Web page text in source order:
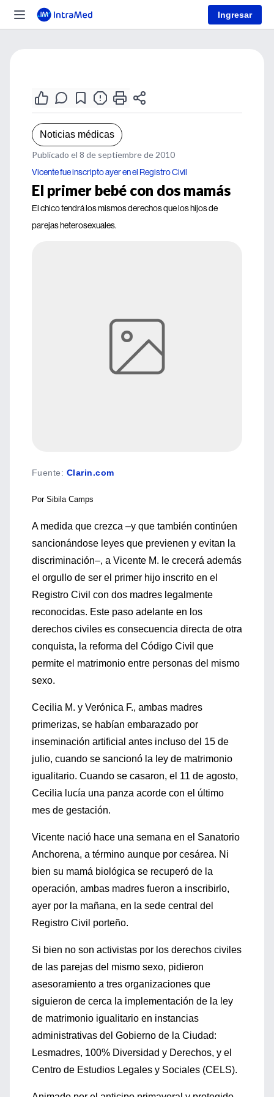
Ingresar
Noticias médicas
Publicado el 8 de septiembre de 2010
Vicente fue inscripto ayer en el Registro Civil
El primer bebé con dos mamás
El chico tendrá los mismos derechos que los hijos de
parejas heterosexuales.
Fuente: Clarin.com
Por Sibila Camps
A medida que crezca –y que también continúen
sancionándose leyes que previenen y evitan la
discriminación–, a Vicente M. le crecerá además
el orgullo de ser el primer hijo inscrito en el
Registro Civil con dos madres legalmente
reconocidas. Este paso adelante en los
derechos civiles es consecuencia directa de otra
conquista, la reforma del Código Civil que
permite el matrimonio entre personas del mismo
sexo.
Cecilia M. y Verónica F., ambas madres
primerizas, se habían embarazado por
inseminación artificial antes incluso del 15 de
julio, cuando se sancionó la ley de matrimonio
igualitario. Cuando se casaron, el 11 de agosto,
Cecilia lucía una panza acorde con el último
mes de gestación.
Vicente nació hace una semana en el Sanatorio
Anchorena, a término aunque por cesárea. Ni
bien su mamá biológica se recuperó de la
operación, ambas madres fueron a inscribirlo,
ayer por la mañana, en la sede central del
Registro Civil porteño.
Si bien no son activistas por los derechos civiles
de las parejas del mismo sexo, pidieron
asesoramiento a tres organizaciones que
siguieron de cerca la implementación de la ley
de matrimonio igualitario en instancias
administrativas del Gobierno de la Ciudad:
Lesmadres, 100% Diversidad y Derechos, y el
Centro de Estudios Legales y Sociales (CELS).